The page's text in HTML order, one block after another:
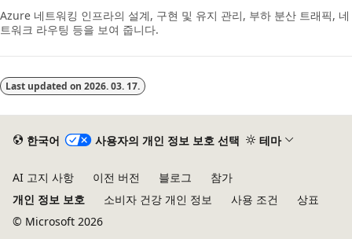
Azure 네트워킹 인프라의 설계, 구현 및 유지 관리, 부하 분산 트래픽, 네
트워크 라우팅 등을 보여 줍니다.
Last updated on 2026. 03. 17.
한국어 사용자의 개인 정보 보호 선택 테마
AI 고지 사항 이전 버전 블로그
참가
개인 정보 보호
소비자 건강 개인 정보 사용 조건
상표
© Microsoft 2026